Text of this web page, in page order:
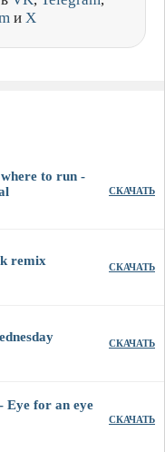
и X
to run -
СКАЧАТЬ
remix СКАЧАТЬ
СКАЧАТЬ
Eye for an eye
СКАЧАТЬ